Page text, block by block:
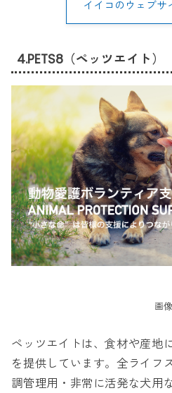
イイコのウェブサ
4.PETS8（ペッツエイト）
画
ペッツエイトは、食材や産地
を提供しています。全ライフ
調管理用・非常に活発な犬用